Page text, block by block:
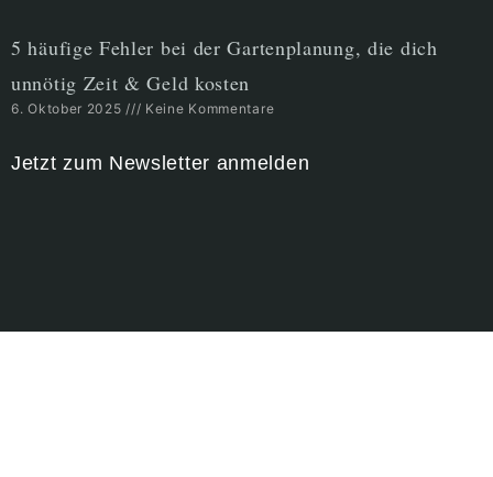
5 häufige Fehler bei der Gartenplanung, die dich
unnötig Zeit & Geld kosten
6. Oktober 2025 Keine Kommentare
Jetzt zum Newsletter anmelden